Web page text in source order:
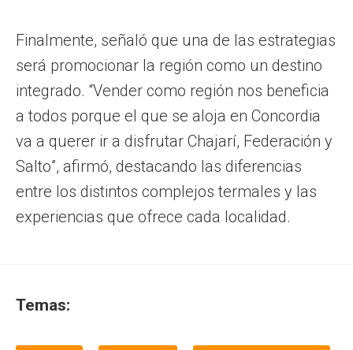
Finalmente, señaló que una de las estrategias
será promocionar la región como un destino
integrado. “Vender como región nos beneficia
a todos porque el que se aloja en Concordia
va a querer ir a disfrutar Chajarí, Federación y
Salto”, afirmó, destacando las diferencias
entre los distintos complejos termales y las
experiencias que ofrece cada localidad.
Temas: